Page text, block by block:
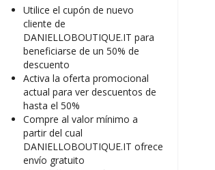
Utilice el cupón de nuevo
cliente de
DANIELLOBOUTIQUE.IT para
beneficiarse de un 50% de
descuento
Activa la oferta promocional
actual para ver descuentos de
hasta el 50%
Compre al valor mínimo a
partir del cual
DANIELLOBOUTIQUE.IT ofrece
envío gratuito